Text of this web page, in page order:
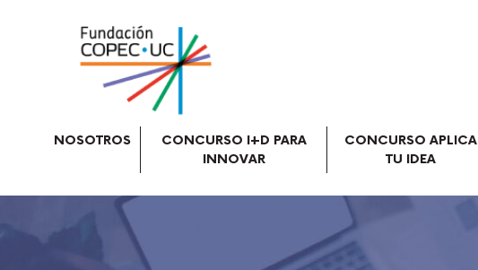
NOSOTROS
CONCURSO I+D PARA
INNOVAR
CONCURSO APLICA
TU IDEA